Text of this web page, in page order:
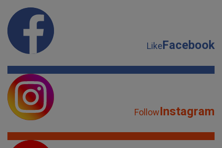
LikeFacebook
FollowInstagram